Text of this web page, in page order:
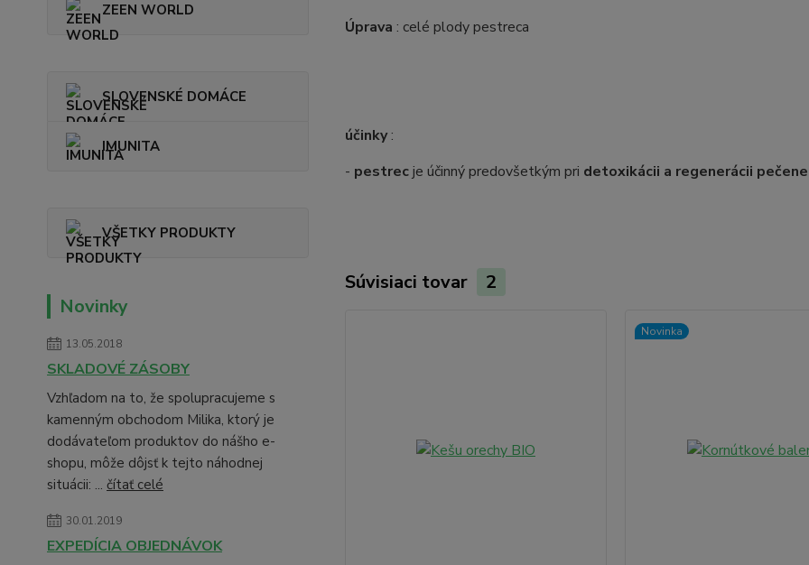
ZEEN WORLD
SLOVENSKÉ DOMÁCE
IMUNITA
VŠETKY PRODUKTY
Novinky
13.05.2018
SKLADOVÉ ZÁSOBY
Vzhľadom na to, že spolupracujeme s
kamenným obchodom Milika, ktorý je
dodávateľom produktov do nášho e-
shopu, môže dôjsť k tejto náhodnej
situácii: ... čítať celé
30.01.2019
EXPEDÍCIA OBJEDNÁVOK
Úprava : celé plody pestreca
účinky:
- pestrecje účinný predovšetkým pri detoxikácii a regenerácii pečene
Súvisiaci tovar 2
Novinka